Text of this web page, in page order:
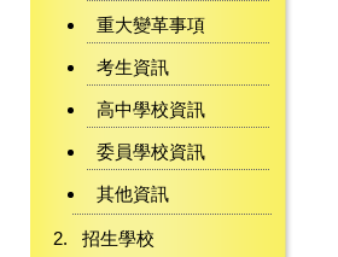
重大變革事項
考生資訊
高中學校資訊
委員學校資訊
其他資訊
招生學校